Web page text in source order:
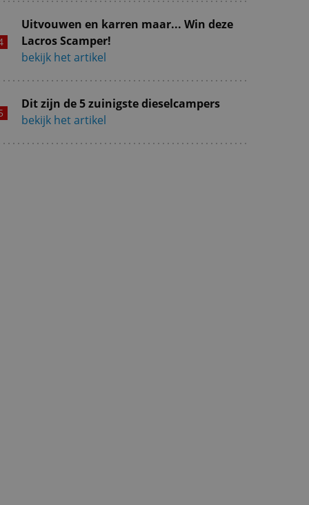
Uitvouwen en karren maar... Win deze
Lacros Scamper!
bekijk het artikel
Dit zijn de 5 zuinigste dieselcampers
bekijk het artikel